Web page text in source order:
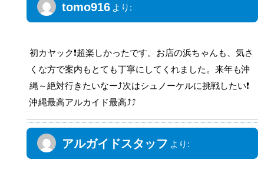
tomo916 より:
初カヤック❗超楽しかったです。お店の浜ちゃんも、気さ
くな方で案内もとても丁寧にしてくれました。来年も沖
縄～絶対行きたいなー⤴次はシュノーケルに挑戦したい❗
沖縄最高アルカイド最高⤴⤴
アルガイドスタッフ より: